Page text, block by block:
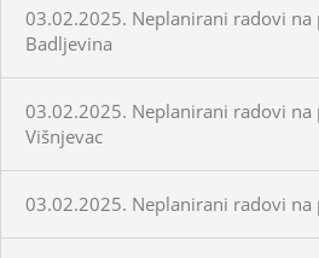
03.02.2025. Neplanirani radovi na
Badljevina
03.02.2025. Neplanirani radovi na
Višnjevac
03.02.2025. Neplanirani radovi na